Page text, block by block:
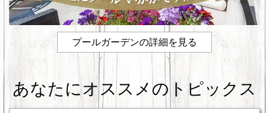
プールガーデンの詳細を見る
あなたにオススメのトピックス